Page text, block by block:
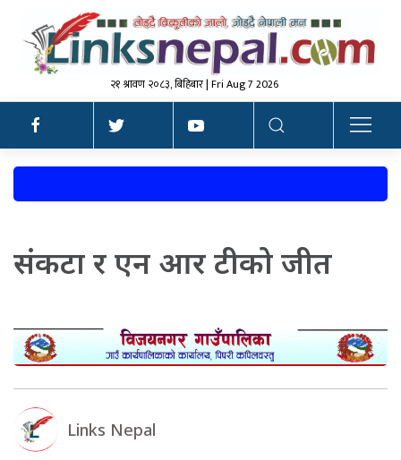
२१ श्रावण २०८३, बिहिबार | Fri Aug 7 2026
संकटा र एन आर टीको जीत
Links Nepal